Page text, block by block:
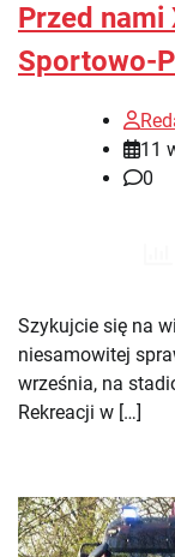
Przed nami
Sportowo-
11
0
Szykujcie się na
niesamowitej
września, na
Rekreacji w […]